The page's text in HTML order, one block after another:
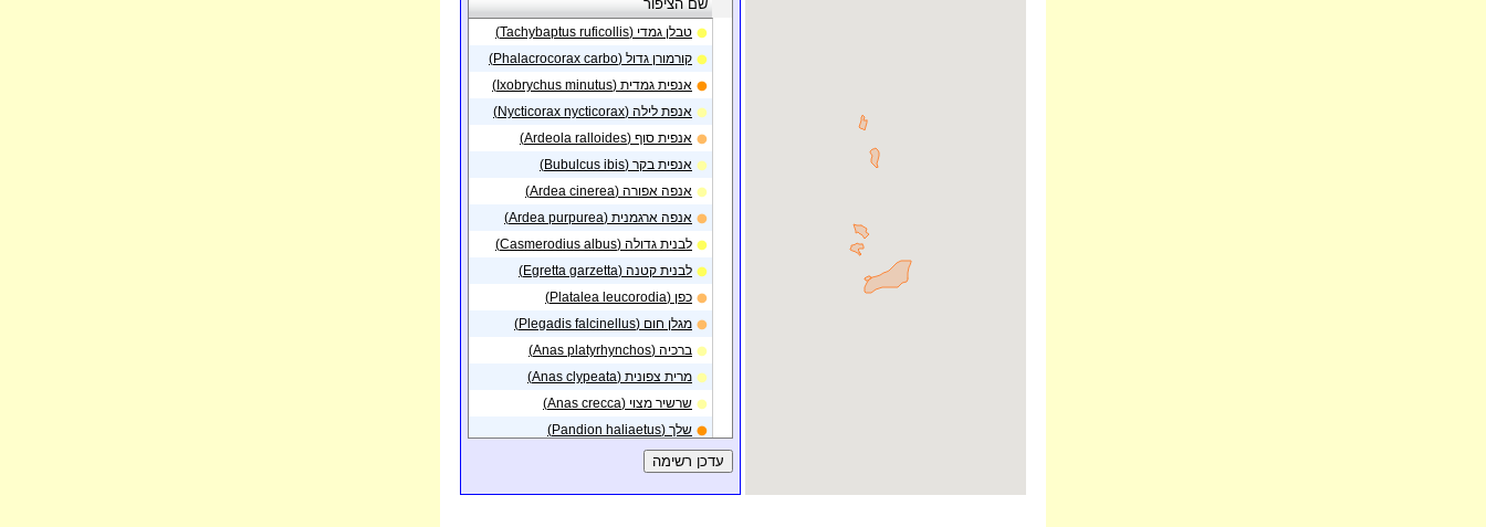
שם הציפור
טבלן גמדי (Tachybaptus ruficollis)
קורמורן גדול (Phalacrocorax carbo)
אנפית גמדית (Ixobrychus minutus)
אנפת לילה (Nycticorax nycticorax)
אנפית סוף (Ardeola ralloides)
אנפית בקר (Bubulcus ibis)
אנפה אפורה (Ardea cinerea)
אנפה ארגמנית (Ardea purpurea)
לבנית גדולה (Casmerodius albus)
לבנית קטנה (Egretta garzetta)
כפן (Platalea leucorodia)
מגלן חום (Plegadis falcinellus)
ברכיה (Anas platyrhynchos)
מרית צפונית (Anas clypeata)
שרשיר מצוי (Anas crecca)
שלך (Pandion haliaetus)
עיט חורש (Clanga pomarina)
צופה
08/09/2015 טיבוע באזורירוחם
02/09/2015
תצפית באזורבאר
שבע (עיר)
28/10/2014
טיבוע באזורירוחם
18/01/2014
תצפית באזורנתניה
25/12/2013
תצפית בנקודה באזור
מכתשים
25/12/2013
תצפית בנקודה באזור
מכתשים
13/10/2013
תצפית בנקודה באזור
ירוחם
19/07/2013
תצפית בנקודה באזור
ירוחם
28/03/2013
טיבוע באזורגבעות
27/12/2012
תצפית בנקודה באזור
ירוחם
תצפית בנקודה באזור
ירוחם